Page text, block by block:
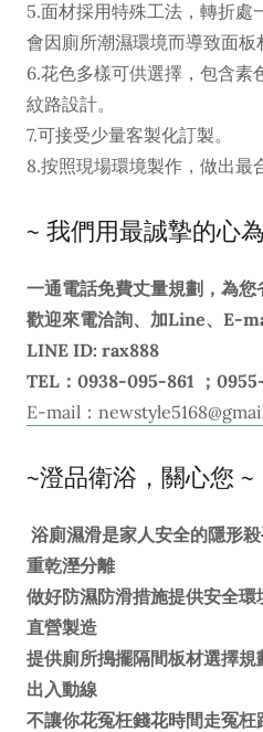
5.面材採用特殊工法，轉折處
會因廁所潮濕環境而導致面板
6.花色多樣可供選擇，包含素
紋路設計。
7.可接受少量客製化訂製。
8.按照現場環境製作，做出最
~ 我們用最誠摯的心
一通電話免費丈量規劃，為您
歡迎來電洽詢、加Line、E-
LINE ID: rax888
TEL：0938-095-861 ；
E-mail：
~澄品衛浴，關心您 ~
浴廁濕滑是家人安全的隱形
重乾溼分離
做好防濕防滑措施提供安全
直營製造
提供廁所搗擺隔間板材選擇
出入動線
不讓你花冤枉錢花時間走冤